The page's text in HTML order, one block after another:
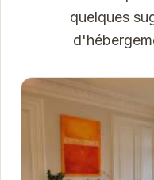
quelques